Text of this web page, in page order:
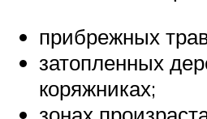
прибрежных
затопленных
коряжниках;
зонах